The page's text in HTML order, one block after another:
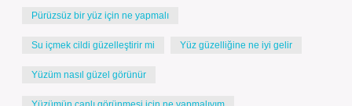
Pürüzsüz bir yüz için ne yapmalı
Su içmek cildi güzelleştirir mi Yüz güzelliğine ne iyi gelir
Yüzüm nasıl güzel görünür